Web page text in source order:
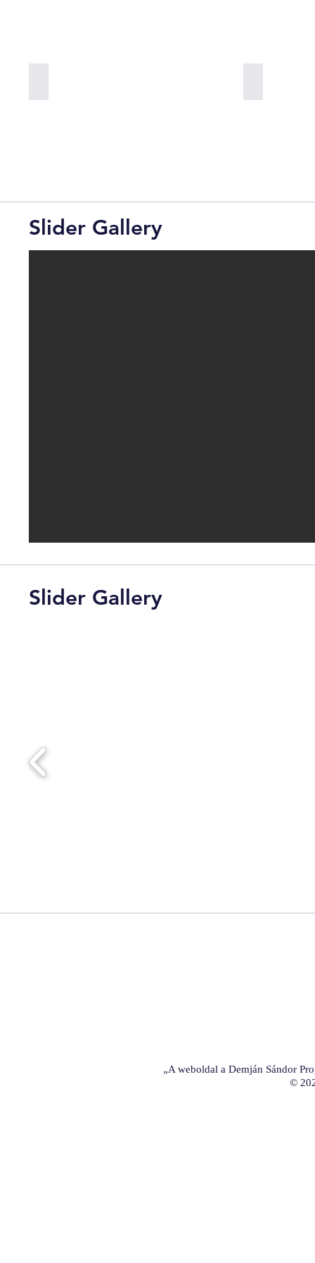
Slider Gallery
Slider Gallery
„A weboldal a Demján Sándor
©